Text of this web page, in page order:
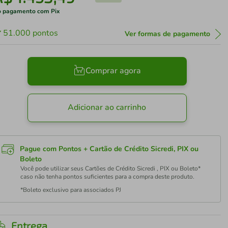
pagamento com Pix
51.000 pontos Ver formas de pagamento
Comprar agora
Adicionar ao carrinho
Pague com Pontos + Cartão de Crédito Sicredi, PIX ou
Boleto
Você pode utilizar seus Cartões de Crédito Sicredi , PIX ou Boleto*
caso não tenha pontos suficientes para a compra deste produto.
*Boleto exclusivo para associados PJ
Entrega